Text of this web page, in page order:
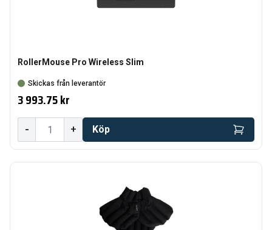
RollerMouse Pro Wireless Slim
Skickas från leverantör
3 993.75 kr
- + Köp